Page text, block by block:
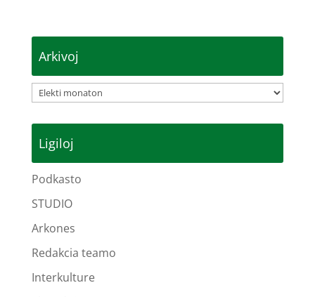
Arkivoj
Arkivoj
Ligiloj
Podkasto
STUDIO
Arkones
Redakcia teamo
Interkulture